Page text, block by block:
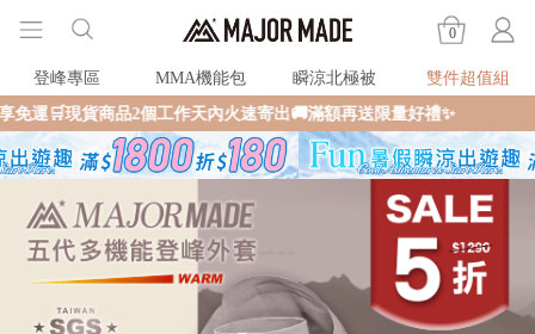
0
登峰專區 MMA機能包 瞬涼北極被
雙件超值組
個工作天內火速寄出🚚滿額再送限量好禮✨